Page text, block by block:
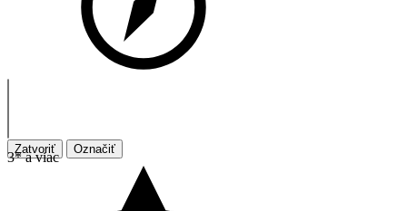
Zatvoriť Označiť
3* a viac